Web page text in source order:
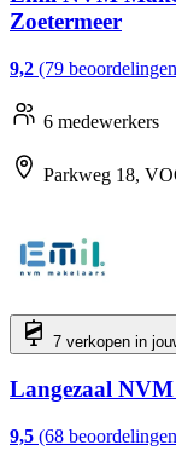
Zoetermeer
9,2 (79
6 medewerkers
Parkweg 18,
7 verkopen in
Langezaal
9,5 (68